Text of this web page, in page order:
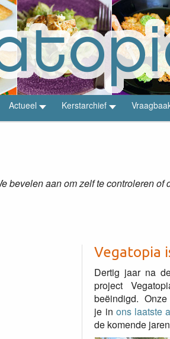
Actueel Kerstarchief
aan om zelf te controleren
Vegatopia
Dertig jaar na
project
beëindigd.
je in ons laatste
de komende